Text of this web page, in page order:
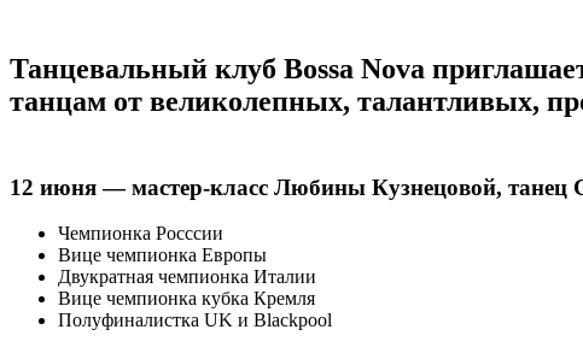
Танцевальный клуб Bossa Nova
танцам от великолепных, талантливых,
12 июня — мастер-класс Любины Кузнецовой, танец
Чемпионка Росссии
Вице чемпионка Европы
Двукратная чемпионка Италии
Вице чемпионка кубка Кремля
Полуфиналистка UK и Blackpool